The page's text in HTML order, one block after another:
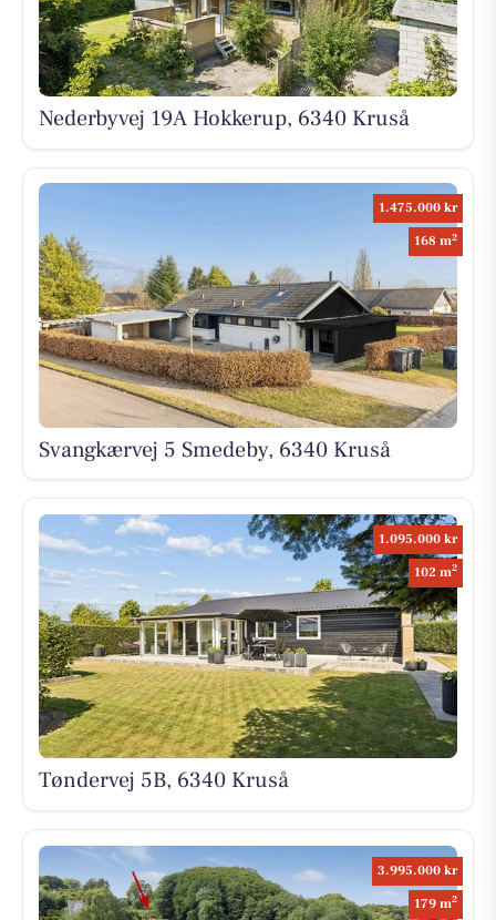
Nederbyvej 19A Hokkerup, 6340 Kruså
1.475.000 kr
168 m2
Svangkærvej 5 Smedeby, 6340 Kruså
1.095.000 kr
102 m2
Tøndervej 5B, 6340 Kruså
3.995.000 kr
179 m2